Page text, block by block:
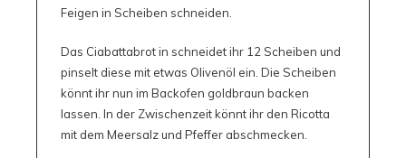
Feigen in Scheiben schneiden.
Das Ciabattabrot in schneidet ihr 12 Scheiben und
pinselt diese mit etwas Olivenöl ein. Die Scheiben
könnt ihr nun im Backofen goldbraun backen
lassen. In der Zwischenzeit könnt ihr den Ricotta
mit dem Meersalz und Pfeffer abschmecken.